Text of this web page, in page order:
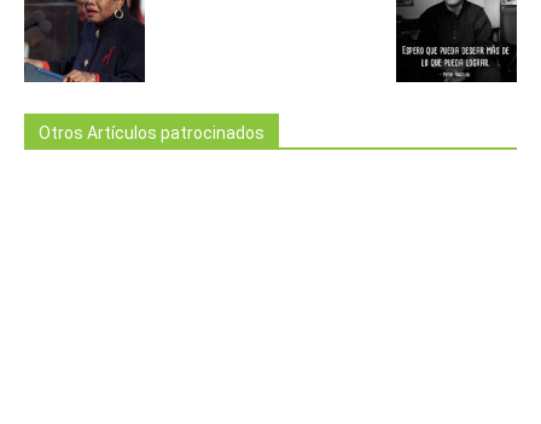
Otros Artículos patrocinados